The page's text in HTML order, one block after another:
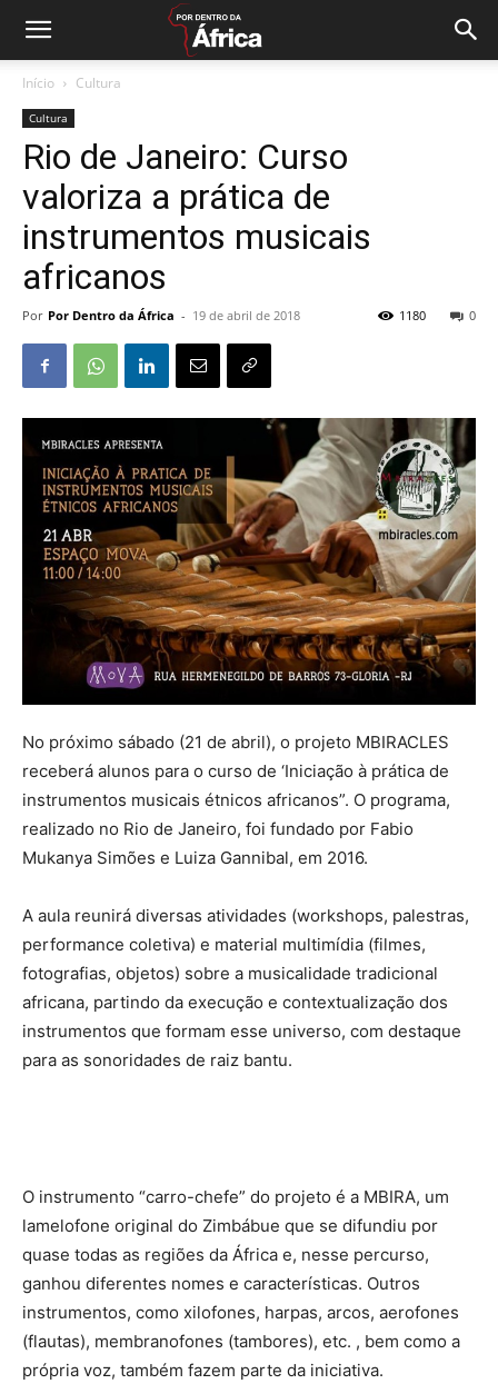
Início Cultura
Cultura
Rio de Janeiro: Curso
valoriza a prática de
instrumentos musicais
africanos
Por Por Dentro da África - 19 de abril de 2018 0
1180
No próximo sábado (21 de abril), o projeto MBIRACLES
receberá alunos para o curso de ‘Iniciação à prática de
instrumentos musicais étnicos africanos”. O programa,
realizado no Rio de Janeiro, foi fundado por Fabio
Mukanya Simões e Luiza Gannibal, em 2016.
A aula reunirá diversas atividades (workshops, palestras,
performance coletiva) e material multimídia (filmes,
fotografias, objetos) sobre a musicalidade tradicional
africana, partindo da execução e contextualização dos
instrumentos que formam esse universo, com destaque
para as sonoridades de raiz bantu.
O instrumento “carro-chefe” do projeto é a MBIRA, um
lamelofone original do Zimbábue que se difundiu por
quase todas as regiões da África e, nesse percurso,
ganhou diferentes nomes e características. Outros
instrumentos, como xilofones, harpas, arcos, aerofones
(flautas), membranofones (tambores), etc. , bem como a
própria voz, também fazem parte da iniciativa.